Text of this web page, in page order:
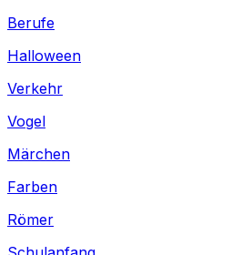
Berufe
Halloween
Verkehr
Vogel
Märchen
Farben
Römer